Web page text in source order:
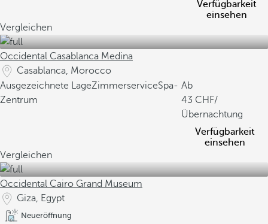
Verfügbarkeit
einsehen
Vergleichen
Occidental Casablanca Medina
Casablanca, Morocco
Ausgezeichnete LageZimmerserviceSpa-
Zentrum
Ab
43
/
Übernachtung
Verfügbarkeit
einsehen
Vergleichen
Occidental Cairo Grand Museum
Giza, Egypt
Neueröffnung